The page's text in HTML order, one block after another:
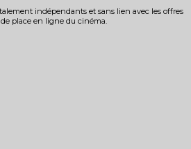
indépendants et sans lien avec les offres
place en ligne du cinéma.